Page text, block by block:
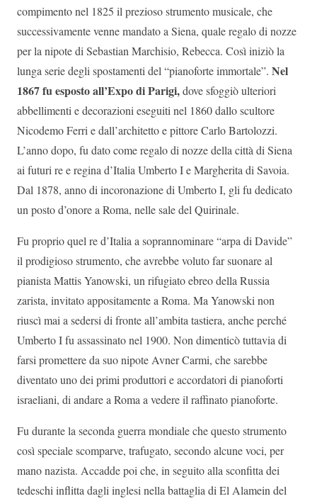
compimento nel 1825 il prezioso strumento musicale, che
successivamente venne mandato a Siena, quale regalo di nozze
per la nipote di Sebastian Marchisio, Rebecca. Così iniziò la
lunga serie degli spostamenti del “pianoforte immortale”. Nel
1867 fu esposto all’Expo di Parigi,dove sfoggiò ulteriori
abbellimenti e decorazioni eseguiti nel 1860 dallo scultore
Nicodemo Ferri e dall’architetto e pittore Carlo Bartolozzi.
L’anno dopo, fu dato come regalo di nozze della città di Siena
ai futuri re e regina d’Italia Umberto I e Margherita di Savoia.
Dal 1878, anno di incoronazione di Umberto I, gli fu dedicato
un posto d’onore a Roma, nelle sale del Quirinale.
Fu proprio quel re d’Italia a soprannominare “arpa di Davide”
il prodigioso strumento, che avrebbe voluto far suonare al
pianista Mattis Yanowski, un rifugiato ebreo della Russia
zarista, invitato appositamente a Roma. Ma Yanowski non
riuscì mai a sedersi di fronte all’ambita tastiera, anche perché
Umberto I fu assassinato nel 1900. Non dimenticò tuttavia di
farsi promettere da suo nipote Avner Carmi, che sarebbe
diventato uno dei primi produttori e accordatori di pianoforti
israeliani, di andare a Roma a vedere il raffinato pianoforte.
Fu durante la seconda guerra mondiale che questo strumento
così speciale scomparve, trafugato, secondo alcune voci, per
mano nazista. Accadde poi che, in seguito alla sconfitta dei
tedeschi inflitta dagli inglesi nella battaglia di El Alamein del